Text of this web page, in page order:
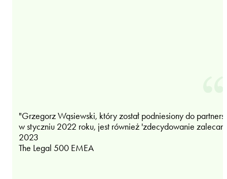
"Grzegorz Wąsiewski, który został podniesiony do
w styczniu 2022 roku, jest również 'zdecydowanie
2023
The Legal 500 EMEA